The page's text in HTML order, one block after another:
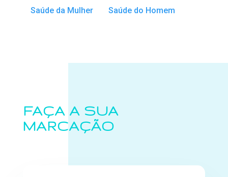
Saúde da Mulher Saúde do Homem
FAÇA A SUA
MARCAÇÃO